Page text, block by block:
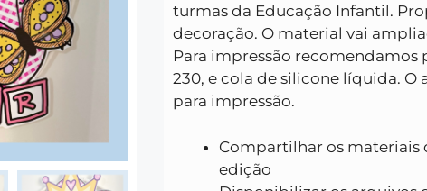
turmas da Educação Infantil.
decoração. O material vai
Para impressão recomendamos
230, e cola de silicone líquida. O
para impressão.
Compartilhar os materiais
edição